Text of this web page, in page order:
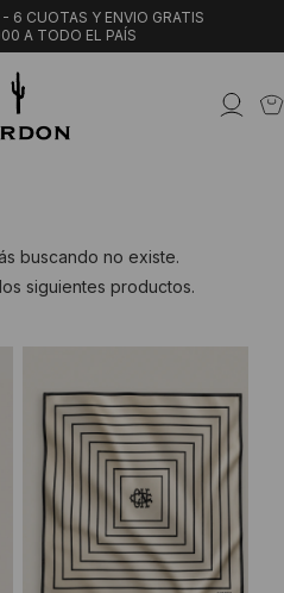
6 CUOTAS Y ENVIO GRATIS
A TODO EL PAÍS
buscando no existe.
siguientes productos.